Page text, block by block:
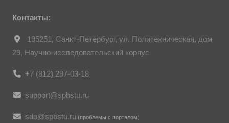
Контакты:
195251, Санкт-Петербург, ул. Политехническая, дом
29, Научно-исследовательский корпус
+7 (812) 297-03-18
support@spbstu.ru
sdo@spbstu.ru (проблемы с порталом)